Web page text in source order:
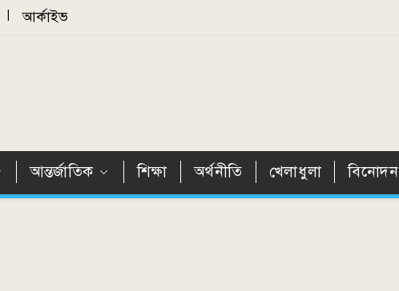
আর্কাইভ
আন্তর্জাতিক শিক্ষা অর্থনীতি খেলাধুলা বিনোদন